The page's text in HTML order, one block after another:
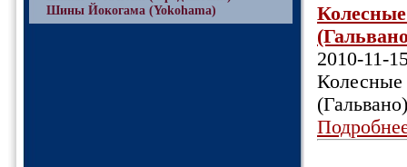
Шины Йокогама (Yokohama)
2010-11-
Колесные
(Гальвано)